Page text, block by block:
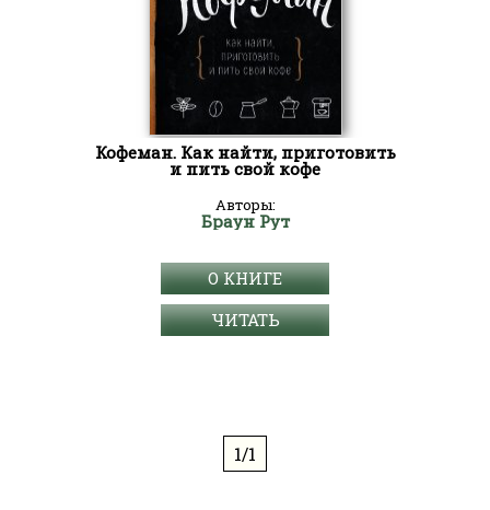
Кофеман. Как найти, приготовить
и пить свой кофе
Авторы:
Браун Рут
О КНИГЕ
ЧИТАТЬ
1/1